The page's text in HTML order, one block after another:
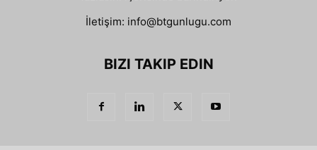
İletişim: info@btgunlugu.com
BIZI TAKIP EDIN